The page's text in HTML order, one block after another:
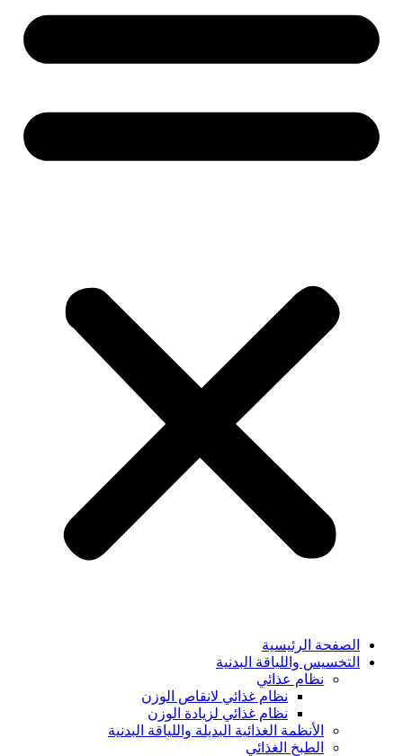
الصفحة الرئيسية
التخسيس واللياقة البدنية
نظام عذائي
نظام غذائي لانقاص الوزن
نظام غذائي لزيادة الوزن
الأنظمة الغذائية البديلة واللياقة البدنية
الطبخ الغذائي